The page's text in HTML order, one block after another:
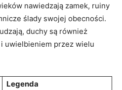
nawiedzają⁢ zamek, ruiny
ślady swojej obecności.
duchy są również⁣
uwielbieniem przez wielu
Legenda